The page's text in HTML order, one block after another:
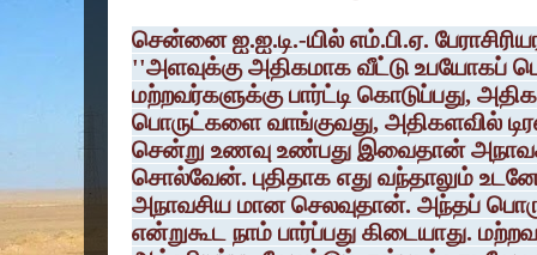
சென்னை ஐ.ஐ.டி.-யில் எம்.பி.ஏ.
''அளவுக்கு அதிகமாக வீட்டு உபயோகப்
மற்றவர்களுக்கு பார்ட்டி கொடுப்பது,
பொருட்களை வாங்குவது, அதிகளவில்
சென்று உணவு உண்பது இவைதான்
சொல்வேன். புதிதாக எது வந்தாலும் உடனே
அநாவசிய மான செலவுதான். அந்தப்
என்றுகூட நாம் பார்ப்பது கிடையாது.